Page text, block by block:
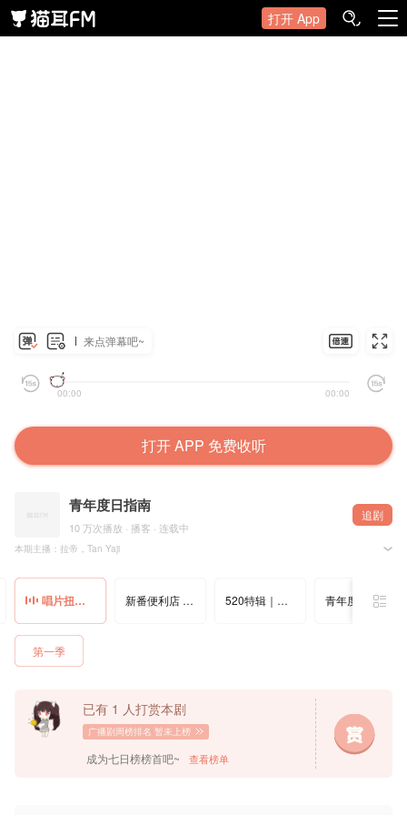
打开 App
来点弹幕吧~
00:00 00:00
打开 APP 免费收听
青年度日指南
10 万次播放 · 播客 · 连载中
追剧
本期主播：拉帝，Tan Yaji
推荐一些最近听的音乐良药。
Shownotes：
00:28 跳票唱片扭蛋机2个月的原因
01:35 疫情期间的一些音乐治愈良药
02:30 新形式：当场听当场聊
拉帝推荐单曲：North
06:30 作品气质，歌手介绍，成名契机，音乐感受，DIY感的能量，更多的youtube成名故事，慵
13:17 《Lust for Life》-Lana Del Rey
雅杰推荐单曲：Beautiful People Beautiful Problems
17:49 个人感受连接，联想教会音乐
唱片扭蛋机｜店休中，推荐一些我们的一些音乐良药 新番便利店 ｜四月番推荐：新番很好看真是太好 520特辑｜爱自己并不是一件容易的事情呀 青年度日指南X银河酒吧｜二次元城市公共生活，小秋叶原消亡史！
第一季
已有 1 人打赏本剧
广播剧周榜排名 暂未上榜
成为七日榜榜首吧~ 查看榜单